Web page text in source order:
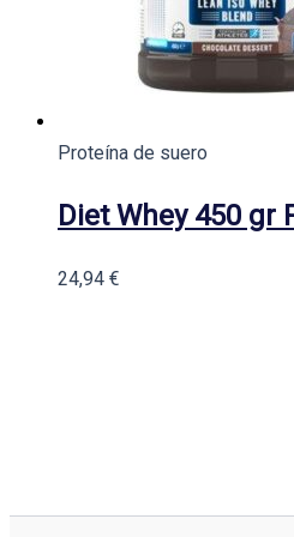
Proteína de suero
Diet Whey 450 gr
24,94 €